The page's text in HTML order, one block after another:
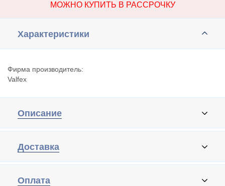
МОЖНО КУПИТЬ В РАССРОЧКУ
Характеристики
Фирма производитель:
Valfex
Описание
Доставка
Оплата